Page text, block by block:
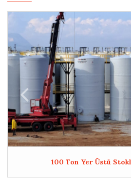
100 Ton Yer Üstü